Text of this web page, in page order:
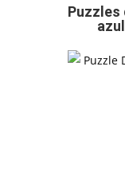
Puzzles